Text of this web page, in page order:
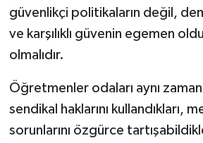
güvenlikçi politikaların değil,
ve karşılıklı güvenin egemen
olmalıdır.
Öğretmenler odaları aynı
sendikal haklarını kullandıkları,
sorunlarını özgürce